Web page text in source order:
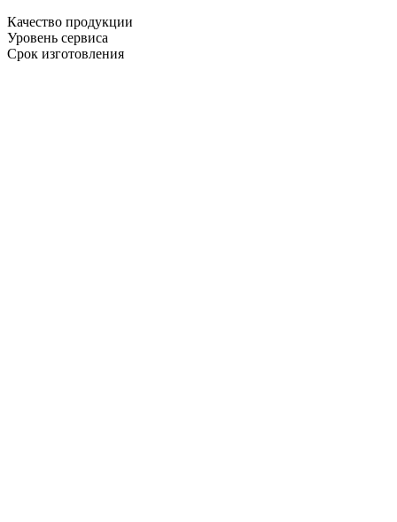
Качество продукции
Уровень сервиса
Срок изготовления